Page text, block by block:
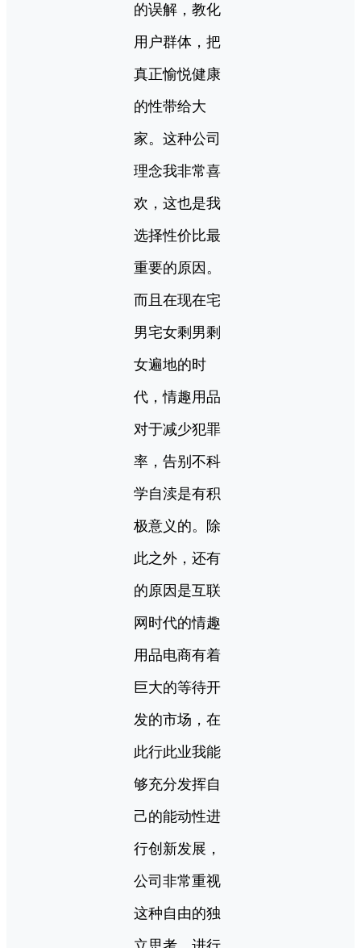
的误解，教化
用户群体，把
真正愉悦健康
的性带给大
家。这种公司
理念我非常喜
欢，这也是我
选择性价比最
重要的原因。
而且在现在宅
男宅女剩男剩
女遍地的时
代，情趣用品
对于减少犯罪
率，告别不科
学自渎是有积
极意义的。除
此之外，还有
的原因是互联
网时代的情趣
用品电商有着
巨大的等待开
发的市场，在
此行此业我能
够充分发挥自
己的能动性进
行创新发展，
公司非常重视
这种自由的独